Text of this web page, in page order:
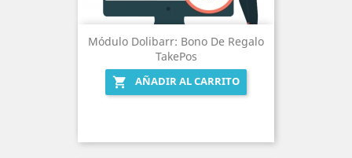
Módulo Dolibarr: Bono De Regalo
TakePos

AÑADIR AL CARRITO